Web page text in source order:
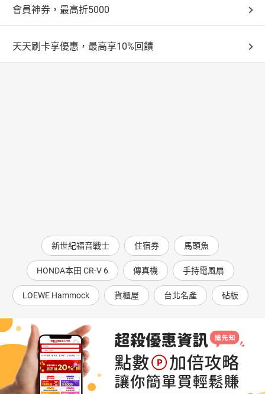
會員神券，最高折5000
天天刷卡享優惠，最高享10%回饋
新世紀福音戰士 住宿券 馬頭魚
HONDA本田 CR-V 6 傳真機 手持電風扇
LOEWE Hammock 貨櫃屋 台北名產 砧板